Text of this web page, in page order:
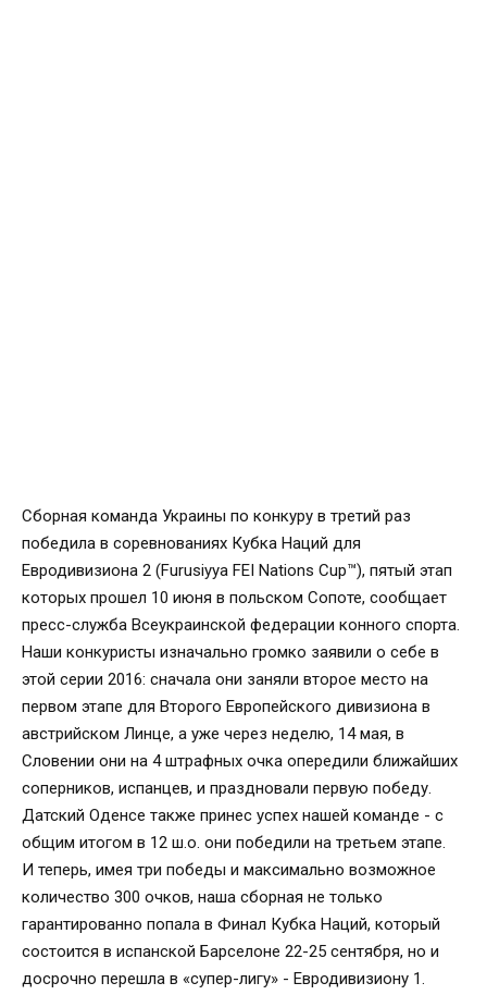
Сборная команда Украины по конкуру в третий раз
победила в соревнованиях Кубка Наций для
Евродивизиона 2 (Furusiyya FEI Nations Cup™), пятый этап
которых прошел 10 июня в польском Сопоте, сообщает
пресс-служба Всеукраинской федерации конного спорта.
Наши конкуристы изначально громко заявили о себе в
этой серии 2016: сначала они заняли второе место на
первом этапе для Второго Европейского дивизиона в
австрийском Линце, а уже через неделю, 14 мая, в
Словении они на 4 штрафных очка опередили ближайших
соперников, испанцев, и праздновали первую победу.
Датский Оденсе также принес успех нашей команде - с
общим итогом в 12 ш.о. они победили на третьем этапе.
И теперь, имея три победы и максимально возможное
количество 300 очков, наша сборная не только
гарантированно попала в Финал Кубка Наций, который
состоится в испанской Барселоне 22-25 сентября, но и
досрочно перешла в «супер-лигу» - Евродивизиону 1.